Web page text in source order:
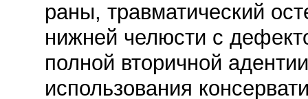
раны, травматический
нижней челюсти с
полной вторичной
использования